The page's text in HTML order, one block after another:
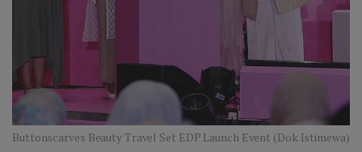
Buttonscarves Beauty Travel Set EDP Launch Event (Dok Istimewa)